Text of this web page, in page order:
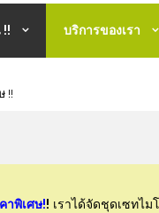
!! บริการของเรา
!!
าพิเศษ!! เราได้จัดชุดเซทไ